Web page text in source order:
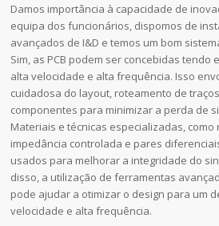
Damos importância à capacidade de
equipa dos funcionários, dispomos de
avançados de I&D e temos um bom
Sim, as PCB podem ser concebidas tendo
alta velocidade e alta frequência. Isso
cuidadosa do layout, roteamento de
componentes para minimizar a perda de
Materiais e técnicas especializadas,
impedância controlada e pares
usados para melhorar a integridade do
disso, a utilização de ferramentas
pode ajudar a otimizar o design para um
velocidade e alta frequência.